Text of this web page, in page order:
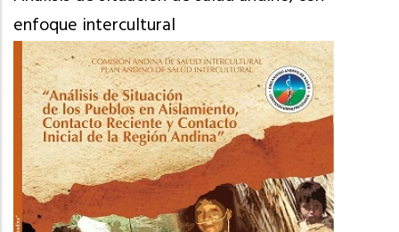
enfoque intercultural